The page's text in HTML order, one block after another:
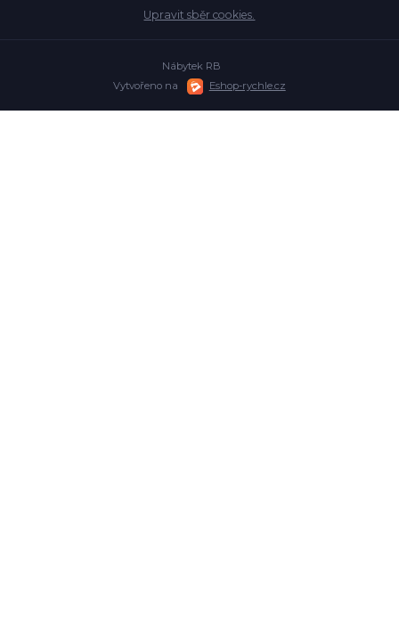
Upravit sběr cookies.
Nábytek RB
Vytvořeno na
Eshop-rychle.cz